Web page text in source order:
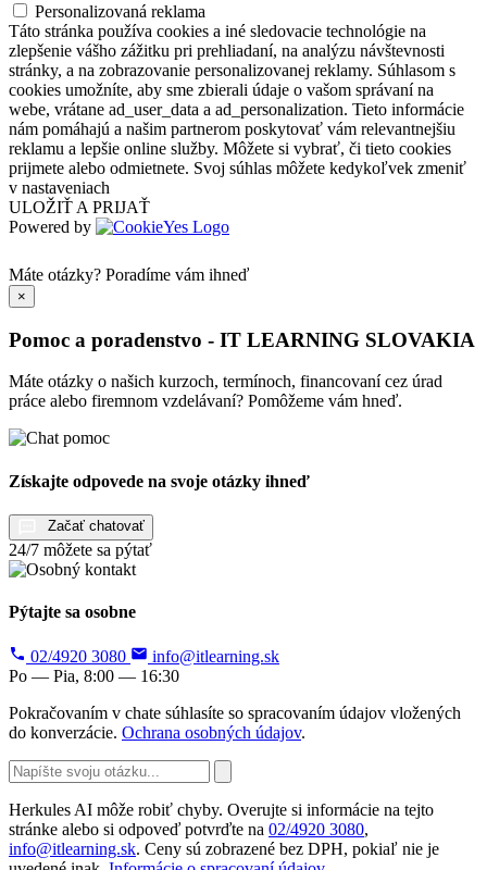
Personalizovaná reklama
Táto stránka používa cookies a iné sledovacie technológie na
zlepšenie vášho zážitku pri prehliadaní, na analýzu návštevnosti
stránky, a na zobrazovanie personalizovanej reklamy. Súhlasom s
cookies umožníte, aby sme zbierali údaje o vašom správaní na
webe, vrátane ad_user_data a ad_personalization. Tieto informácie
nám pomáhajú a našim partnerom poskytovať vám relevantnejšiu
reklamu a lepšie online služby. Môžete si vybrať, či tieto cookies
prijmete alebo odmietnete. Svoj súhlas môžete kedykoľvek zmeniť
v nastaveniach
ULOŽIŤ A PRIJAŤ
Powered by
Máte otázky? Poradíme vám ihneď
×
Pomoc a poradenstvo - IT LEARNING SLOVAKIA
Máte otázky o našich kurzoch, termínoch, financovaní cez úrad
práce alebo firemnom vzdelávaní? Pomôžeme vám hneď.
Získajte odpovede na svoje otázky ihneď
Začať chatovať
24/7 môžete sa pýtať
Pýtajte sa osobne
02/4920 3080
info@itlearning.sk
Po — Pia, 8:00 — 16:30
Pokračovaním v chate súhlasíte so spracovaním údajov vložených
do konverzácie. Ochrana osobných údajov.
Herkules AI môže robiť chyby. Overujte si informácie na tejto
stránke alebo si odpoveď potvrďte na 02/4920 3080,
info@itlearning.sk. Ceny sú zobrazené bez DPH, pokiaľ nie je